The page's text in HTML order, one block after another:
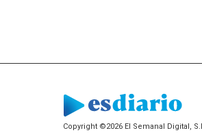
Copyright ©2026 El Semanal Digital,